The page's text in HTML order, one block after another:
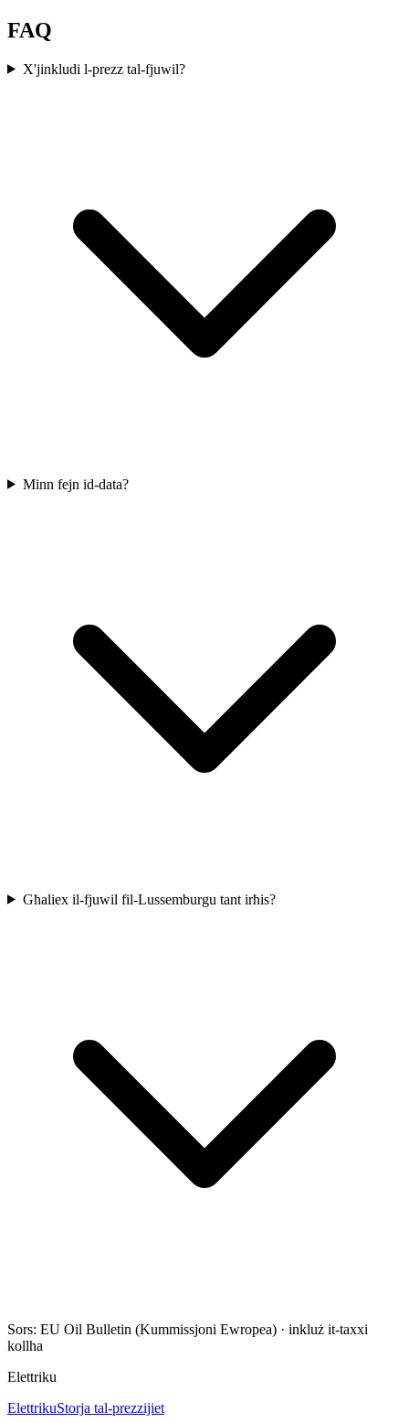
FAQ
X'jinkludi l-prezz tal-fjuwil?
Minn fejn id-data?
Għaliex il-fjuwil fil-Lussemburgu tant irħis?
Sors: EU Oil Bulletin (Kummissjoni Ewropea) · inkluż it-taxxi
kollha
Elettriku
ElettrikuStorja tal-prezzijiet